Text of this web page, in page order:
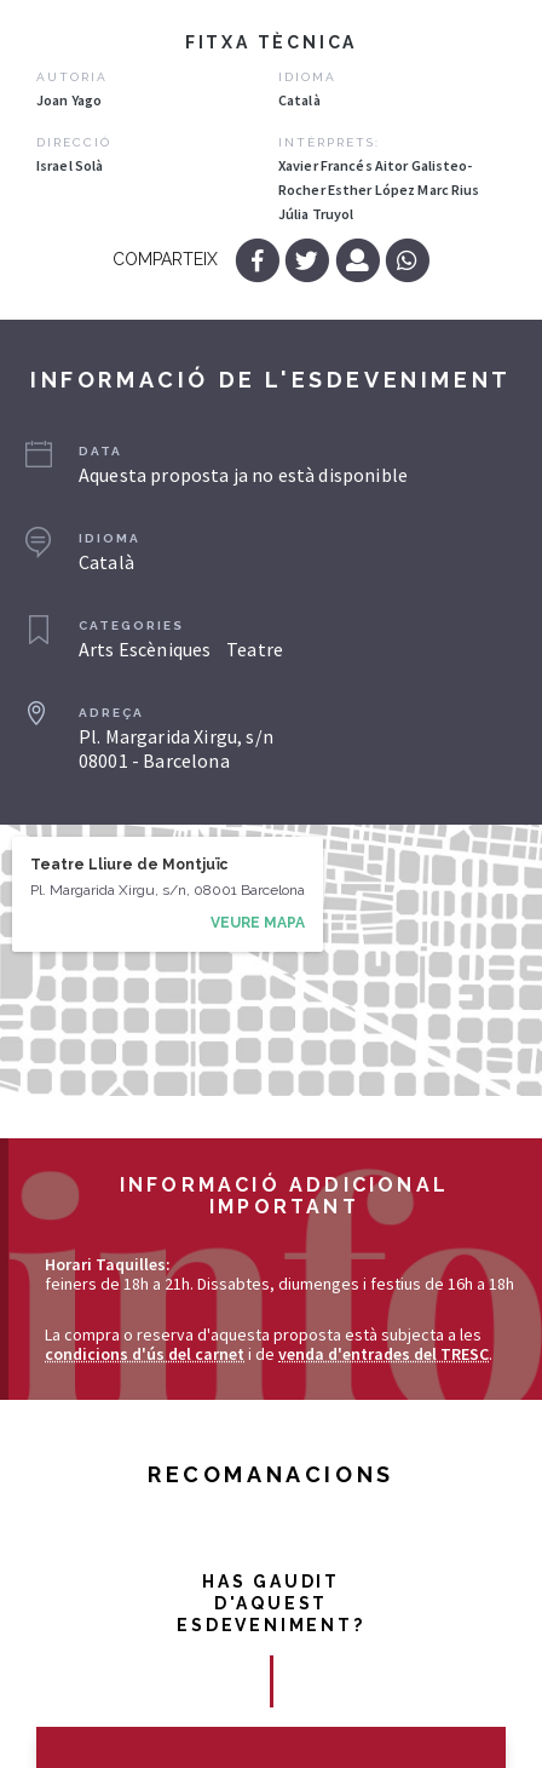
FITXA TÈCNICA
AUTORIA
Joan Yago
DIRECCIÓ
Israel Solà
IDIOMA
Català
INTÈRPRETS:
Xavier Francés Aitor Galisteo-
Rocher Esther López Marc Rius
Júlia Truyol
COMPARTEIX
INFORMACIÓ DE L'ESDEVENIMENT
DATA
Aquesta proposta ja no està disponible
IDIOMA
Català
CATEGORIES
Arts Escèniques Teatre
ADREÇA
Pl. Margarida Xirgu, s/n
08001 - Barcelona
Teatre Lliure de Montjuïc
Pl. Margarida Xirgu, s/n, 08001 Barcelona
VEURE MAPA
INFORMACIÓ ADDICIONAL
IMPORTANT
Horari Taquilles:
feiners de 18h a 21h. Dissabtes, diumenges i festius de 16h a 18h
La compra o reserva d'aquesta proposta està subjecta a les
condicions d'ús del carnet i de venda d'entrades del TRESC.
RECOMANACIONS
HAS GAUDIT
D'AQUEST
ESDEVENIMENT?